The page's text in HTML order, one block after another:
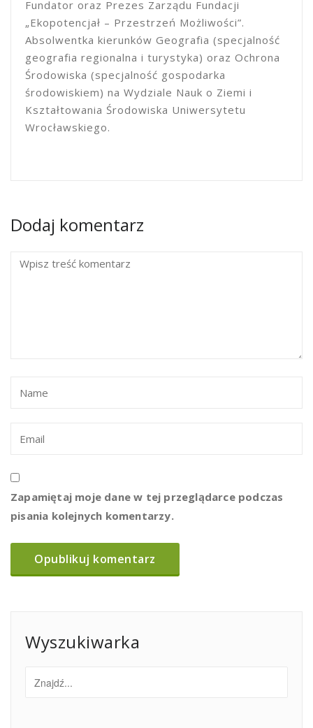
Fundator oraz Prezes Zarządu Fundacji
„Ekopotencjał – Przestrzeń Możliwości”.
Absolwentka kierunków Geografia (specjalność
geografia regionalna i turystyka) oraz Ochrona
Środowiska (specjalność gospodarka
środowiskiem) na Wydziale Nauk o Ziemi i
Kształtowania Środowiska Uniwersytetu
Wrocławskiego.
Dodaj komentarz
Zapamiętaj moje dane w tej przeglądarce podczas
pisania kolejnych komentarzy.
Wyszukiwarka